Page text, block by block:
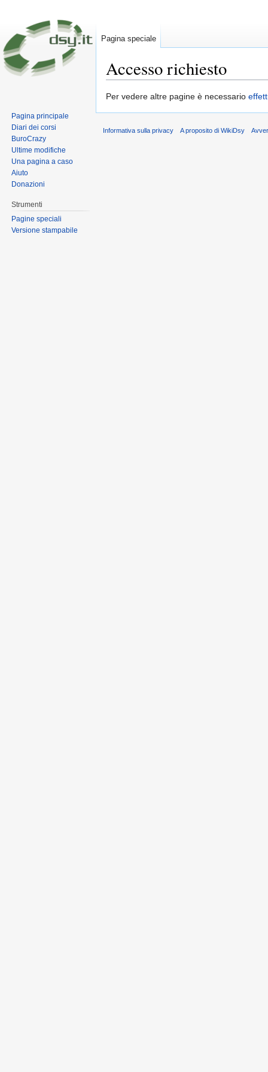
Accesso richiesto
Per vedere altre pagine è necessario
Pagina speciale
Pagina principale
Diari dei corsi
BuroCrazy
Ultime modifiche
Una pagina a caso
Aiuto
Donazioni
Strumenti
Pagine speciali
Versione stampabile
Informativa sulla privacy A proposito di WikiDsy